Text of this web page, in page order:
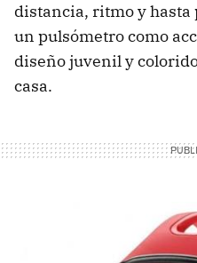
distancia, ritmo y hasta
un pulsómetro como
diseño juvenil y
casa.